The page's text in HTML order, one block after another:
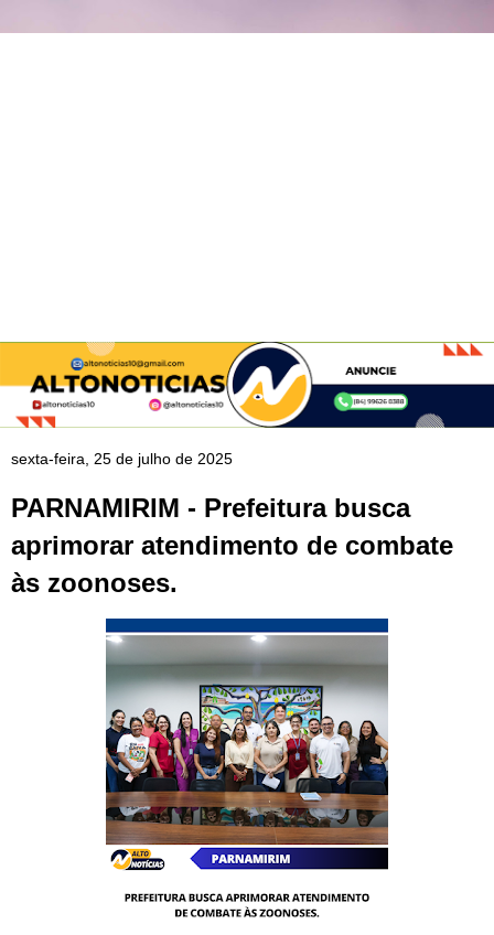
sexta-feira, 25 de julho de 2025
PARNAMIRIM - Prefeitura busca
aprimorar atendimento de combate
às zoonoses.